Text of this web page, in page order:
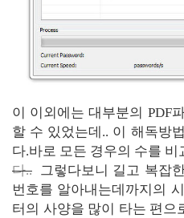
이 이외에는 대부분의 PDF
할 수 있었는데.. 이 해독방
다.바로 모든 경우의 수를 비
다.. 그렇다보니 길고 복잡
번호를 알아내는데까지의
터의 사양을 많이 타는 편으